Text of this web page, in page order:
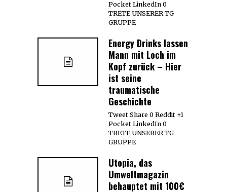
Pocket LinkedIn 0
TRETE UNSERER TG
GRUPPE
Energy Drinks lassen
Mann mit Loch im
Kopf zurück – Hier
ist seine
traumatische
Geschichte
Tweet Share 0 Reddit +1
Pocket LinkedIn 0
TRETE UNSERER TG
GRUPPE
Utopia, das
Umweltmagazin
behauptet mit 100€